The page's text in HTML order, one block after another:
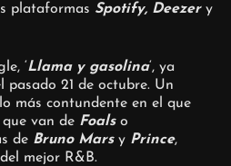
plataformas Spotify, Deezery
‘Llama y gasolina‘, ya
pasado 21 de octubre. Un
más contundente en el que
van de Foalso
de Bruno Marsy Prince,
mejor R&B.